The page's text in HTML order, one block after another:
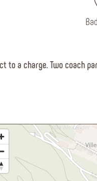
to a charge. Two coach